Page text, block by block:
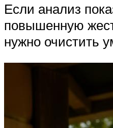
Если анализ
повышенную
нужно очистить